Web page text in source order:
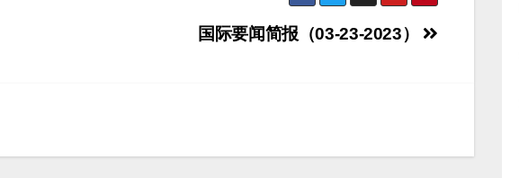
国际要闻简报（03-23-2023）